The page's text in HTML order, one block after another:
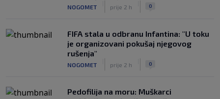
NOGOMET prije 2 h 0
FIFA stala u odbranu Infantina: "U toku
je organizovani pokušaj njegovog
rušenja"
NOGOMET prije 2 h 0
Pedofilija na moru: Muškarci